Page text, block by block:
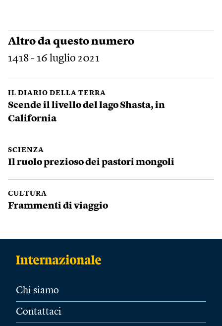
Altro da questo numero
1418 - 16 luglio 2021
IL DIARIO DELLA TERRA
Scende il livello del lago Shasta, in
California
SCIENZA
Il ruolo prezioso dei pastori mongoli
CULTURA
Frammenti di viaggio
Chi siamo
Contattaci